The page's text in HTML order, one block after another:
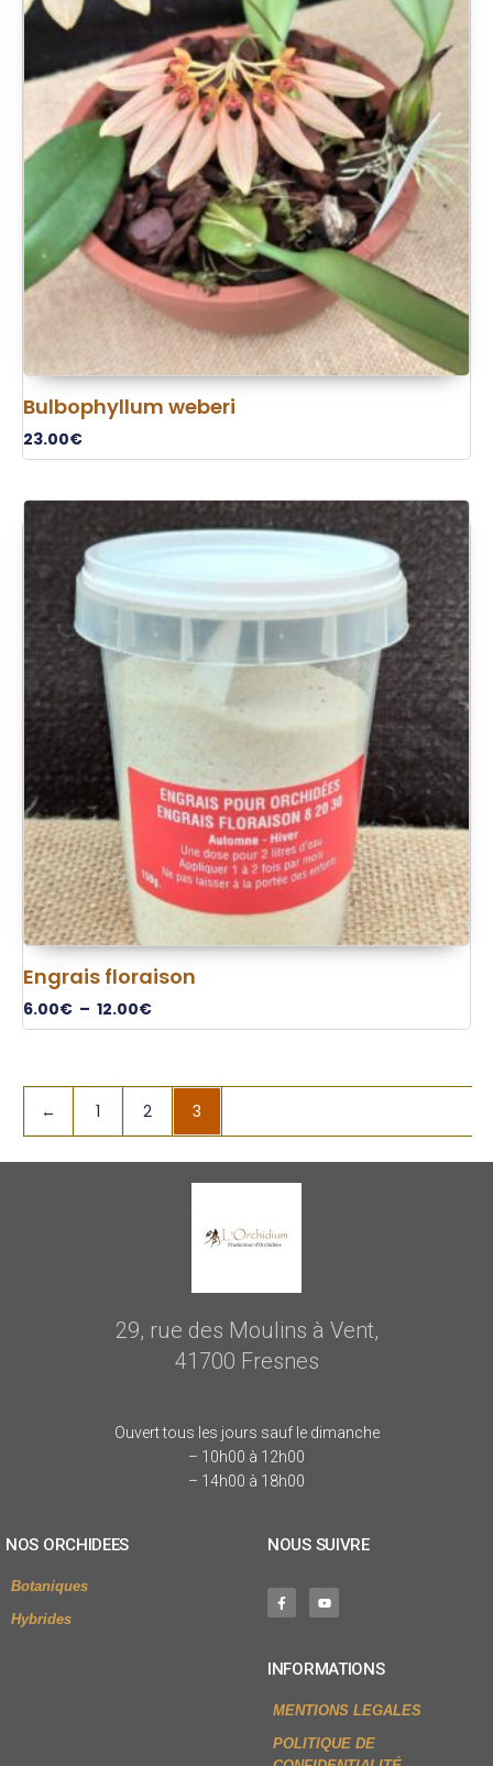
Bulbophyllum weberi
23.00€
Engrais floraison
6.00€ – 12.00€
← 1 2 3
29, rue des Moulins à Vent,
41700 Fresnes
Ouvert tous les jours sauf le dimanche
– 10h00 à 12h00
– 14h00 à 18h00
NOS ORCHIDEES
Botaniques
Hybrides
NOUS SUIVRE
INFORMATIONS
MENTIONS LEGALES
POLITIQUE DE